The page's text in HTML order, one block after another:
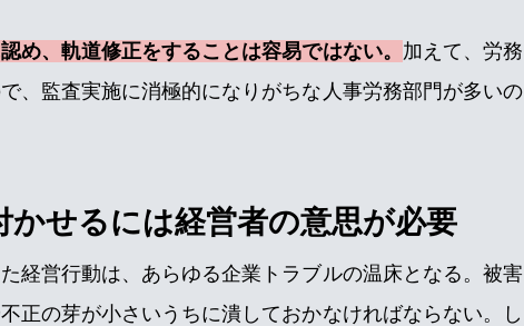
め、軌道修正をすることは容易ではない。 加えて、労務
、監査実施に消極的になりがちな人事労務部門が多いの
かせるには経営者の意思が必要
経営行動は、あらゆる企業トラブルの温床となる。被害
正の芽が小さいうちに潰しておかなければならない。し